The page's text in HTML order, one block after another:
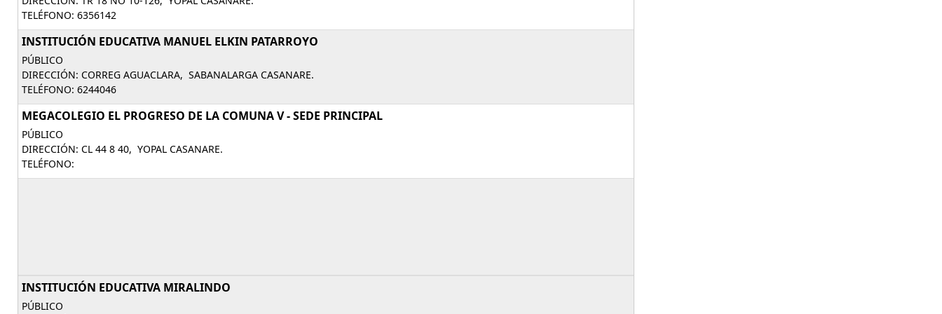
TELÉFONO: 6356142
INSTITUCIÓN EDUCATIVA MANUEL ELKIN PATARROYO
PÚBLICO
DIRECCIÓN: CORREG AGUACLARA, SABANALARGA CASANARE.
TELÉFONO: 6244046
MEGACOLEGIO EL PROGRESO DE LA COMUNA V - SEDE PRINCIPAL
PÚBLICO
DIRECCIÓN: CL 44 8 40, YOPAL CASANARE.
TELÉFONO:
INSTITUCIÓN EDUCATIVA MIRALINDO
PÚBLICO